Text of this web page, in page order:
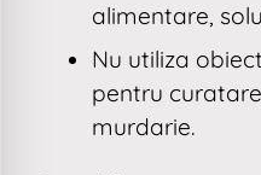
alimentare,
Nu utiliza
pentru
murdarie.